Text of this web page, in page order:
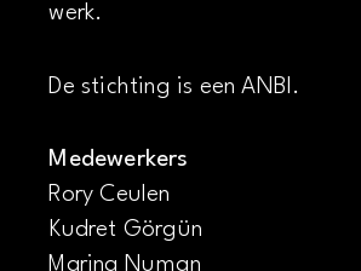
werk.
De stichting is een ANBI.
Medewerkers
Rory Ceulen
Kudret Görgün
Marina Numan